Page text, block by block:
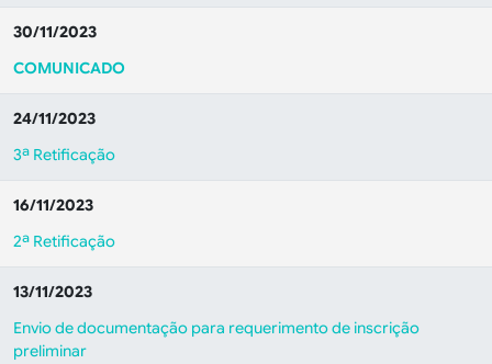
30/11/2023
COMUNICADO
24/11/2023
3ª Retificação
16/11/2023
2ª Retificação
13/11/2023
Envio de documentação para requerimento de inscrição
preliminar